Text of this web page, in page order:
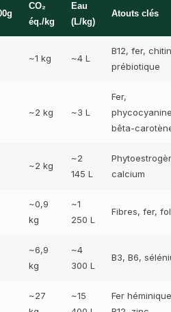
CO₂
éq./kg
Eau
(L/kg)
Atouts clés
~1 kg ~4 L
B12, fer,
prébiotique
~2 kg ~3 L
Fer,
bêta-
~2 kg
~2
145 L
calcium
~0,9
kg
~1
250 L
Fibres, fer,
~6,9
kg
~4
300 L
B3, B6,
~27
~15
Fer